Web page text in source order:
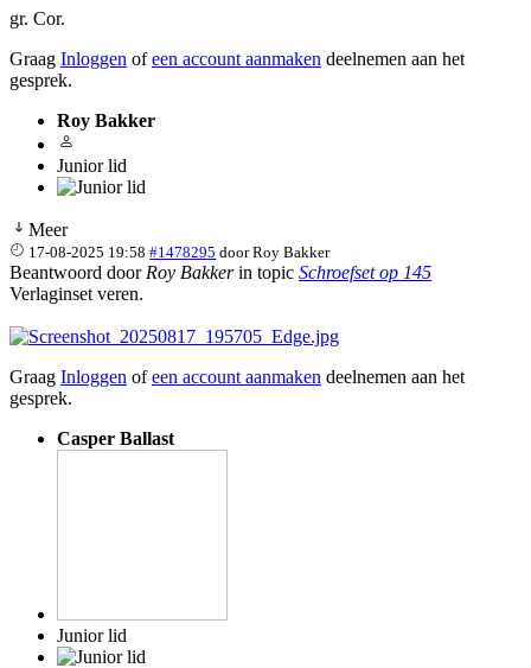
gr. Cor.
Graag Inloggen ofeen account aanmaken deelnemen aan het
gesprek.
Roy Bakker
Junior lid
Meer
17-08-2025 19:58 #1478295 doorRoy Bakker
Beantwoord door Roy Bakkerin topic Schroefset op 145
Verlaginset veren.
Graag Inloggen ofeen account aanmaken deelnemen aan het
gesprek.
Casper Ballast
Junior lid